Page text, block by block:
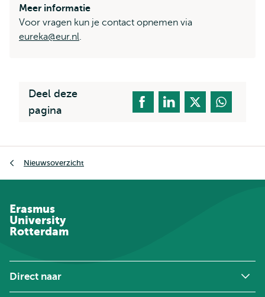
Meer informatie
Voor vragen kun je contact opnemen via
eureka@eur.nl.
Deel deze
pagina
Nieuwsoverzicht
Erasmus
University
Rotterdam
Direct naar